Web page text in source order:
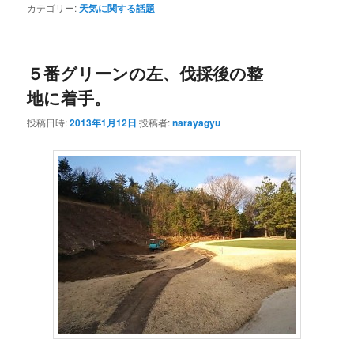
カテゴリー: 天気に関する話題
５番グリーンの左、伐採後の整
地に着手。
投稿日時:2013年1月12日 投稿者:narayagyu